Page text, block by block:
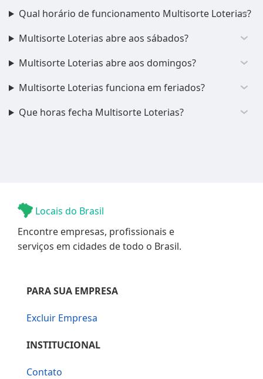
Qual horário de funcionamento Multisorte Loterias?
Multisorte Loterias abre aos sábados?
Multisorte Loterias abre aos domingos?
Multisorte Loterias funciona em feriados?
Que horas fecha Multisorte Loterias?
Locais do Brasil
Encontre empresas, profissionais e
serviços em cidades de todo o Brasil.
PARA SUA EMPRESA
Excluir Empresa
INSTITUCIONAL
Contato